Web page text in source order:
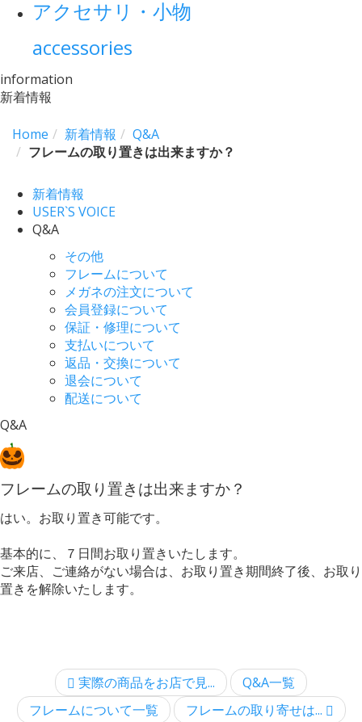
アクセサリ・小物
accessories
information
新着情報
Home 新着情報
Q&A
フレームの取り置きは出来ますか？
新着情報
USER`S VOICE
Q&A
その他
フレームについて
メガネの注文について
会員登録について
保証・修理について
支払いについて
返品・交換について
退会について
配送について
Q&A
フレームの取り置きは出来ますか？
はい。お取り置き可能です。
基本的に、７日間お取り置きいたします。
ご来店、ご連絡がない場合は、お取り置き期間終了後、お取り
置きを解除いたします。
実際の商品をお店で見...
Q&A一覧
フレームについて一覧
フレームの取り寄せは...